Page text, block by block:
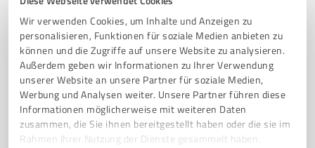
Wir verwenden Cookies, um Inhalte und Anzeigen zu
personalisieren, Funktionen für soziale Medien anbieten zu
können und die Zugriffe auf unsere Website zu analysieren.
Außerdem geben wir Informationen zu Ihrer Verwendung
unserer Website an unsere Partner für soziale Medien,
Werbung und Analysen weiter. Unsere Partner führen diese
Informationen möglicherweise mit weiteren Daten
zusammen, die Sie ihnen bereitgestellt haben oder die sie im
Rahmen Ihrer Nutzung der Dienste gesammelt haben.
1
Bewertung (1 Quelle)
4 Versicherungsdienstleistungen
Marvin Blaschke Versicherungsvermittlung
Ansprechpartner für deinen Versicherungsschutz in